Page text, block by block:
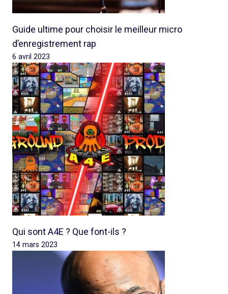
Guide ultime pour choisir le meilleur micro
d’enregistrement rap
6 avril 2023
Qui sont A4E ? Que font-ils ?
14 mars 2023